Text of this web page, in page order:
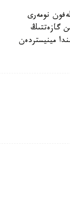
نومەرى
گازەتتىڭ
مينيستردەن